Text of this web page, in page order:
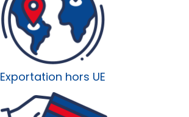
Exportation hors UE